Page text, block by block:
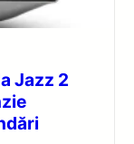
Jazz 2